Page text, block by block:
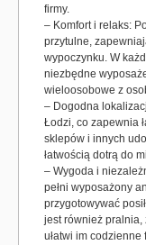
firmy.
– Komfort i relaks:
przytulne,
wypoczynku. W
niezbędne
wieloosobowe z
– Dogodna
Łodzi, co zapewnia
sklepów i innych
łatwością dotrą do
– Wygoda i
pełni wyposażony
przygotowywać
jest również pralnia,
ułatwi im